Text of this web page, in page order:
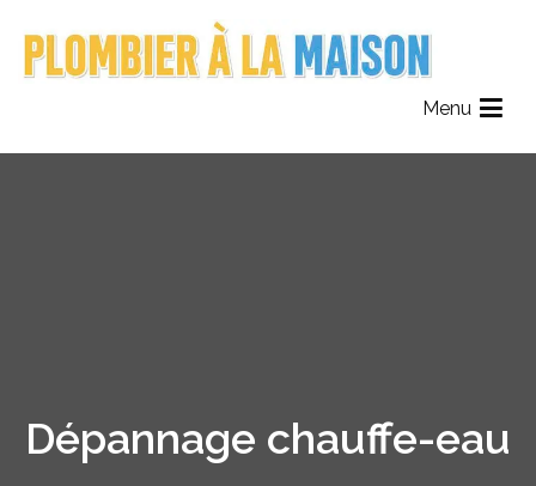
contenu
Menu
Dépannage chauffe-eau